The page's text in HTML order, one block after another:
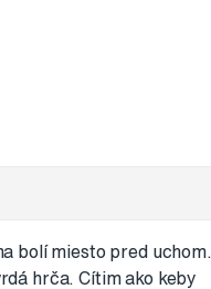
bolí miesto pred uchom.
hrča. Cítim ako keby